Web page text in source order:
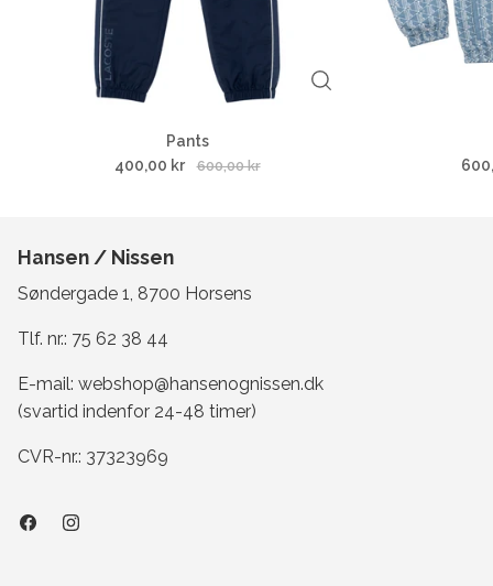
Pants
400,00 kr
600,00 kr
Hansen / Nissen
Søndergade 1, 8700 Horsens
Tlf. nr.: 75 62 38 44
E-mail: webshop@hansenognissen.dk
(svartid indenfor 24-48 timer)
CVR-nr.: 37323969